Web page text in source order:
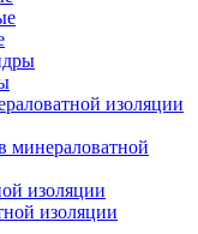
изоляции
минераловатной
изоляции
изоляции